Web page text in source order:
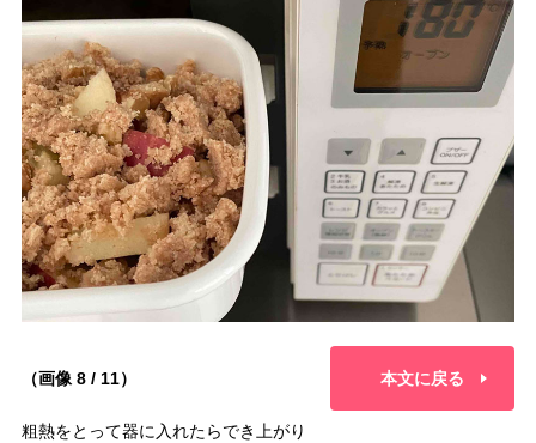
（画像 8 / 11） 本文に戻る
粗熱をとって器に入れたらでき上がり